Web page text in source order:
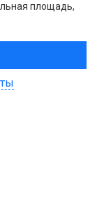
площадь,